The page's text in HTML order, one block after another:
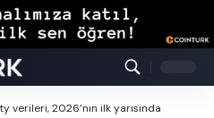
verileri, 2026’nın ilk yarısında